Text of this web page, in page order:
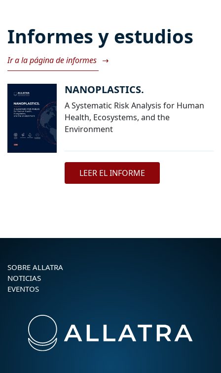
Informes y estudios
Ir a la página de informes →
NANOPLASTICS.
A Systematic Risk Analysis for Human
Health, Ecosystems, and the
Environment
LEER EL INFORME
SOBRE ALLATRA
NOTICIAS
EVENTOS